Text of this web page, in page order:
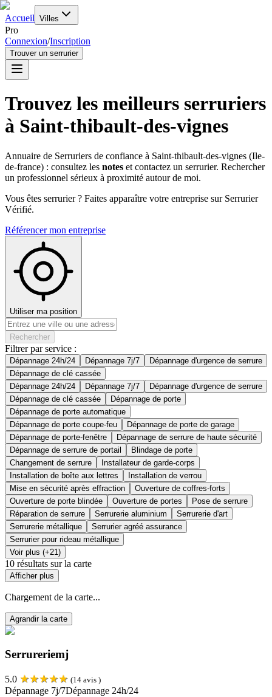
Accueil Villes
Pro
Connexion/Inscription
Trouver un serrurier
Trouvez les meilleurs serruriers
à Saint-thibault-des-vignes
Annuaire de Serruriers de confiance à Saint-thibault-des-vignes (Ile-
de-france) : consultez les notes et contactez un serrurier. Rechercher
un professionnel sérieux à proximité autour de moi.
Vous êtes serrurier ? Faites apparaître votre entreprise sur Serrurier
Vérifié.
Référencer mon entreprise
Utiliser ma position
Rechercher
Filtrer par service :
Dépannage 24h/24 Dépannage 7j/7
Dépannage d'urgence de serrure
Dépannage de clé cassée
Dépannage 24h/24
Dépannage 7j/7
Dépannage d'urgence de serrure
Dépannage de clé cassée
Dépannage de porte
Dépannage de porte automatique
Dépannage de porte coupe-feu
Dépannage de porte de garage
Dépannage de porte-fenêtre
Dépannage de serrure de haute sécurité
Dépannage de serrure de portail
Blindage de porte
Changement de serrure
Installateur de garde-corps
Installation de boîte aux lettres
Installation de verrou
Mise en sécurité après effraction
Ouverture de coffres-forts
Ouverture de porte blindée
Ouverture de portes
Pose de serrure
Réparation de serrure
Serrurerie aluminium
Serrurerie d'art
Serrurerie métallique
Serrurier agréé assurance
Serrurier pour rideau métallique
Voir plus (+21)
10 résultats sur la carte
Afficher plus
Chargement de la carte...
Agrandir la carte
Serrureriemj
5.0 ★★★★★ (14 avis )
Dépannage 7j/7Dépannage 24h/24